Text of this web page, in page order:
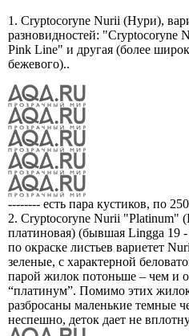
1. Cryptocoryne Nurii (Нури),
разновидностей: "Cryptocoryne
Pink Line" и другая (более
бежевого)..
-------- есть пара кустиков, по
2. Cryptocoryne Nurii "Platinum"
платиновая) (бывшая Lingga 19
по окраске листьев вариетет
зеленые, с характерной
парой жилок потоньше – чем и
“платинум”. Помимо этих
разбросаны маленькие темные
неспешно, деток дает не